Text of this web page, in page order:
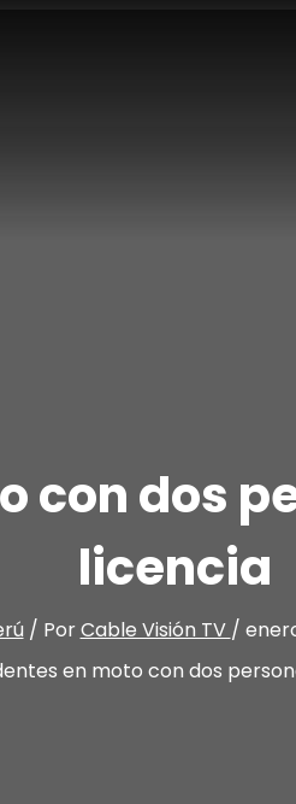
con dos
licencia
/ PorCable Visión TV /
en moto con dos